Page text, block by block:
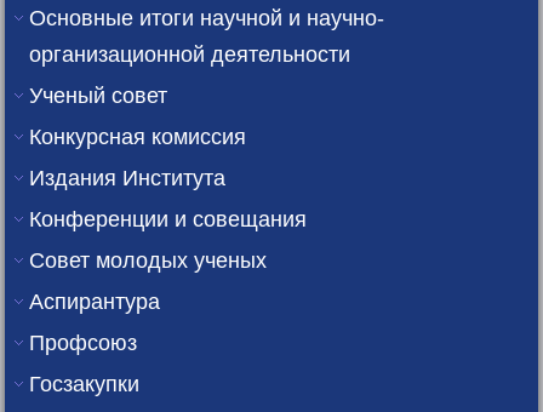
Основные итоги научной и научно-
организационной деятельности
Ученый совет
Конкурсная комиссия
Издания Института
Конференции и совещания
Совет молодых ученых
Аспирантура
Профсоюз
Госзакупки